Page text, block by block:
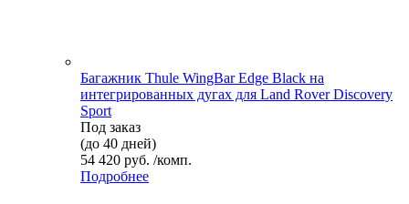
Багажник Thule WingBar Edge Black на
интегрированных дугах для Land Rover Discovery
Sport
Под заказ
(до 40 дней)
54 420 руб. /комп.
Подробнее